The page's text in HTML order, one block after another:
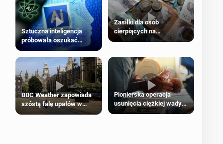
Sztuczna inteligencja
próbowała oszukać
człowieka
Zasiłki dla osób
cierpiących na
schorzenia psychiczne
BBC Weather zapowiada
szóstą falę upałów w
Londynie
Pionierska operacja
usunięcia ciężkiej wady
wrodzonej płodu w łonie